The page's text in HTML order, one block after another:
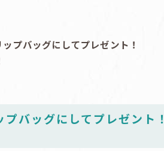
プバッグにしてプレゼント！
バッグにしてプレゼント！